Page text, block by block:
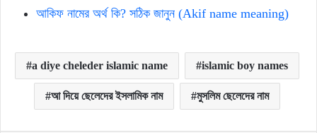
আকিফ নামের অর্থ কি? সঠিক জানুন (Akif name meaning)
a diye cheleder islamic name islamic boy names
আ দিয়ে ছেলেদের ইসলামিক নাম মুসলিম ছেলেদের নাম